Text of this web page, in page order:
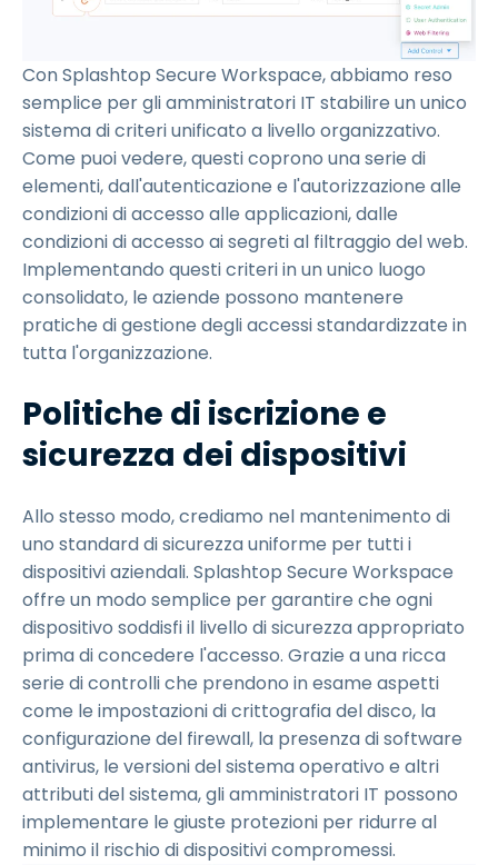
Con Splashtop Secure Workspace, abbiamo reso
semplice per gli amministratori IT stabilire un unico
sistema di criteri unificato a livello organizzativo.
Come puoi vedere, questi coprono una serie di
elementi, dall'autenticazione e l'autorizzazione alle
condizioni di accesso alle applicazioni, dalle
condizioni di accesso ai segreti al filtraggio del web.
Implementando questi criteri in un unico luogo
consolidato, le aziende possono mantenere
pratiche di gestione degli accessi standardizzate in
tutta l'organizzazione.
Politiche di iscrizione e
sicurezza dei dispositivi
Allo stesso modo, crediamo nel mantenimento di
uno standard di sicurezza uniforme per tutti i
dispositivi aziendali. Splashtop Secure Workspace
offre un modo semplice per garantire che ogni
dispositivo soddisfi il livello di sicurezza appropriato
prima di concedere l'accesso. Grazie a una ricca
serie di controlli che prendono in esame aspetti
come le impostazioni di crittografia del disco, la
configurazione del firewall, la presenza di software
antivirus, le versioni del sistema operativo e altri
attributi del sistema, gli amministratori IT possono
implementare le giuste protezioni per ridurre al
minimo il rischio di dispositivi compromessi.